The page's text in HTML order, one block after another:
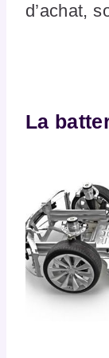
d’achat,
La